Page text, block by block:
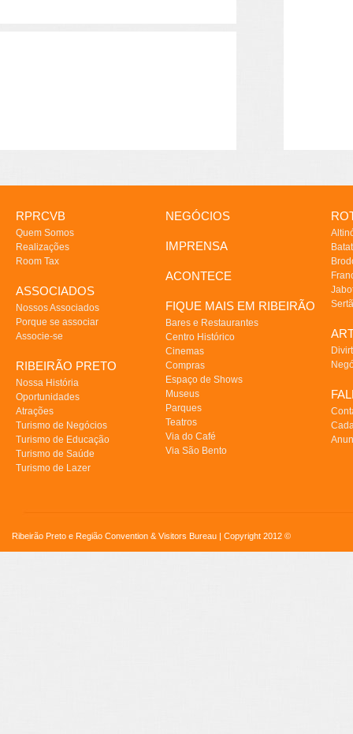
RPRCVB
Quem Somos
Realizações
Room Tax
ASSOCIADOS
Nossos Associados
Porque se associar
Associe-se
RIBEIRÃO PRETO
Nossa História
Oportunidades
Atrações
Turismo de Negócios
Turismo de Educação
Turismo de Saúde
Turismo de Lazer
NEGÓCIOS
IMPRENSA
ACONTECE
FIQUE MAIS EM RIBEIRÃO
Bares e Restaurantes
Centro Histórico
Cinemas
Compras
Espaço de Shows
Museus
Parques
Teatros
Via do Café
Via São Bento
Ribeirão Preto e Região Convention & Visitors Bureau | Copyright 2012 ©